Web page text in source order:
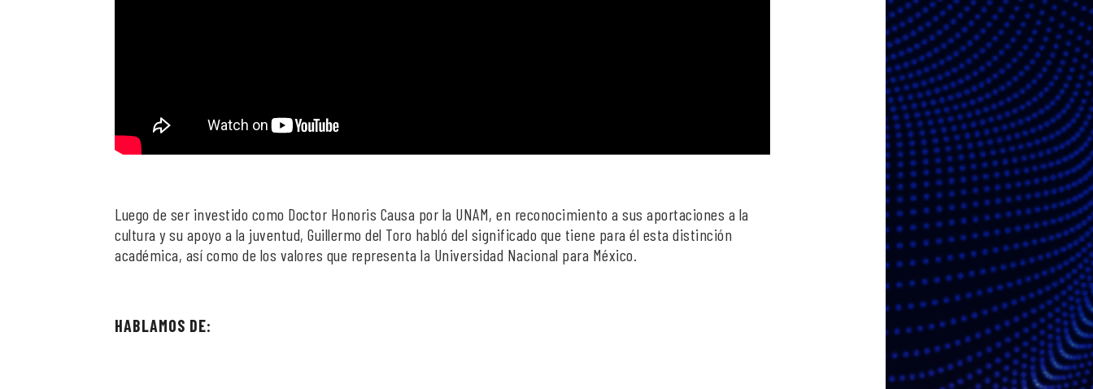
Luego de ser investido como Doctor Honoris Causa por la UNAM, en reconocimiento a sus aportaciones a la
cultura y su apoyo a la juventud, Guillermo del Toro habló del significado que tiene para él esta distinción
académica, así como de los valores que representa la Universidad Nacional para México.
HABLAMOS DE: